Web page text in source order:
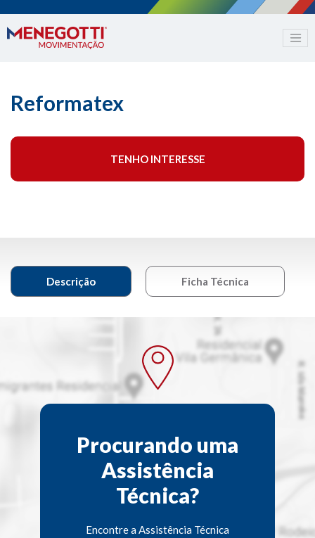
Reformatex
TENHO INTERESSE
Descrição Ficha Técnica
Procurando uma
Assistência
Técnica?
Encontre a Assistência Técnica